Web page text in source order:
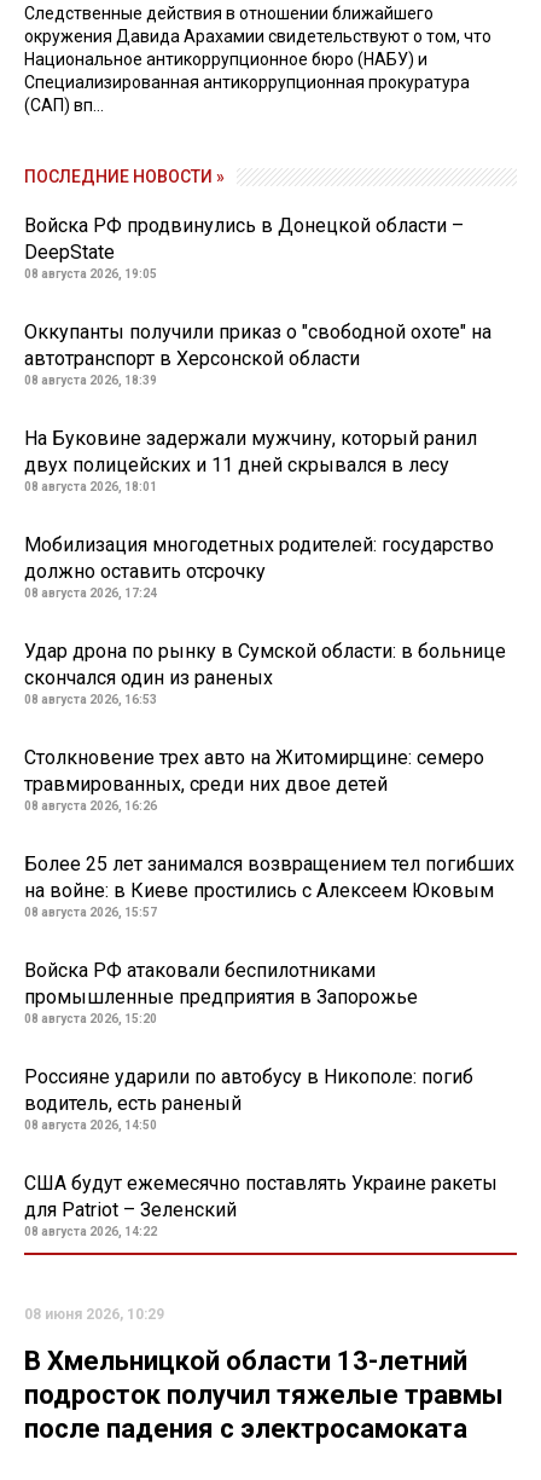
Следственные действия в отношении ближайшего
окружения Давида Арахамии свидетельствуют о том, что
Национальное антикоррупционное бюро (НАБУ) и
Специализированная антикоррупционная прокуратура
(САП) вп...
ПОСЛЕДНИЕ НОВОСТИ »
Войска РФ продвинулись в Донецкой области –
DeepState
08 августа 2026, 19:05
Оккупанты получили приказ о "свободной охоте" на
автотранспорт в Херсонской области
08 августа 2026, 18:39
На Буковине задержали мужчину, который ранил
двух полицейских и 11 дней скрывался в лесу
08 августа 2026, 18:01
Мобилизация многодетных родителей: государство
должно оставить отсрочку
08 августа 2026, 17:24
Удар дрона по рынку в Сумской области: в больнице
скончался один из раненых
08 августа 2026, 16:53
Столкновение трех авто на Житомирщине: семеро
травмированных, среди них двое детей
08 августа 2026, 16:26
Более 25 лет занимался возвращением тел погибших
на войне: в Киеве простились с Алексеем Юковым
08 августа 2026, 15:57
Войска РФ атаковали беспилотниками
промышленные предприятия в Запорожье
08 августа 2026, 15:20
Россияне ударили по автобусу в Никополе: погиб
водитель, есть раненый
08 августа 2026, 14:50
США будут ежемесячно поставлять Украине ракеты
для Patriot – Зеленский
08 августа 2026, 14:22
08 июня 2026, 10:29
В Хмельницкой области 13-летний
подросток получил тяжелые травмы
после падения с электросамоката